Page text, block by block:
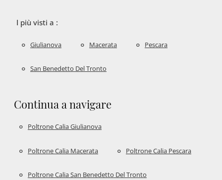
I più visti a :
Giulianova Macerata Pescara
San Benedetto Del Tronto
Continua a navigare
Poltrone Calia Giulianova
Poltrone Calia Macerata Poltrone Calia Pescara
Poltrone Calia San Benedetto Del Tronto